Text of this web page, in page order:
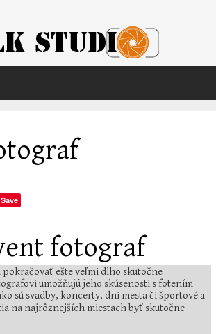
Save
fotograf
pokračovať ešte veľmi dlho skutočne
umožňujú jeho skúsenosti s fotením
sú svadby, koncerty, dni mesta či športové a
na najrôznejších miestach byť skutočne